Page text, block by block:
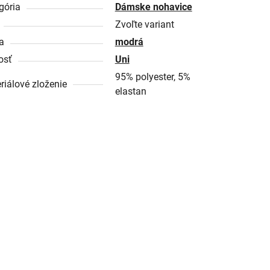
Dámske nohavice
Zvoľte variant
modrá
Uni
zloženie
95% polyester, 5%
elastan